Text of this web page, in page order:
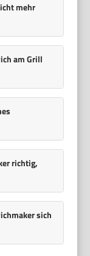
mehr
am Grill
richtig,
sich